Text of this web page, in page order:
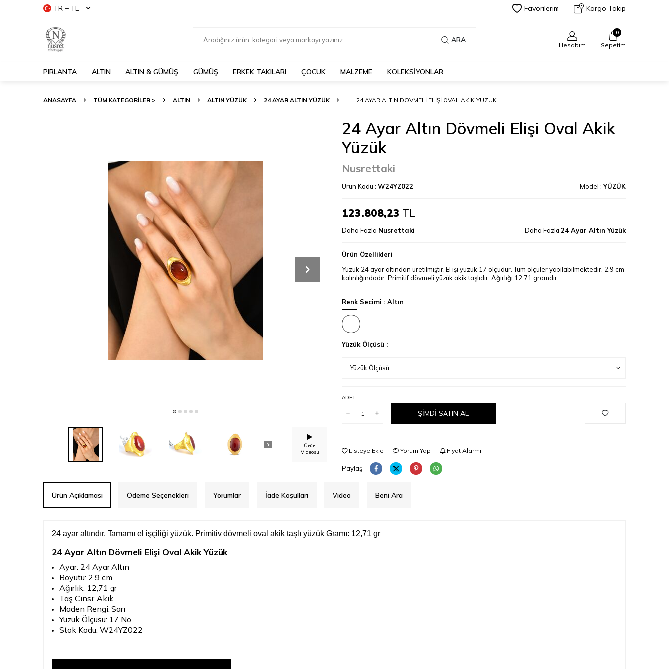
TR − TL Favorilerim Kargo Takip
ARA
Hesabım
0
Sepetim
PIRLANTA ALTIN ALTIN & GÜMÜŞ GÜMÜŞ ERKEK TAKILARI ÇOCUK MALZEME KOLEKSİYONLAR
ANASAYFA TÜM KATEGORİLER > ALTIN ALTIN YÜZÜK 24 AYAR ALTIN YÜZÜK 24 AYAR ALTIN DÖVMELI ELIŞI OVAL AKIK YÜZÜK
Ürün
Videosu
24 Ayar Altın Dövmeli Elişi Oval Akik
Yüzük
Nusrettaki
Ürün Kodu : W24YZ022 Model :YÜZÜK
123.808,23 TL
Daha Fazla Nusrettaki Daha Fazla 24 Ayar Altın Yüzük
Ürün Özellikleri
Yüzük 24 ayar altından üretilmiştir. El işi yüzük 17 ölçüdür. Tüm ölçüler yapılabilmektedir. 2,9 cm
kalınlığındadır. Primitif dövmeli yüzük akik taşlıdır. Ağırlığı 12,71 gramdır.
Renk Secimi : Altın
Yüzük Ölçüsü :
ADET
ŞIMDI SATIN AL
Listeye Ekle Yorum Yap Fiyat Alarmı
Paylaş
Ürün Açıklaması Ödeme Seçenekleri Yorumlar İade Koşulları Video Beni Ara
24 ayar altındır. Tamamı el işçiliği yüzük. Primitiv dövmeli oval akik taşlı yüzük Gramı: 12,71 gr
24 Ayar Altın Dövmeli Elişi Oval Akik Yüzük
Ayar: 24 Ayar Altın
Boyutu: 2,9 cm
Ağırlık: 12,71 gr
Taş Cinsi: Akik
Maden Rengi: Sarı
Yüzük Ölçüsü: 17 No
Stok Kodu: W24YZ022